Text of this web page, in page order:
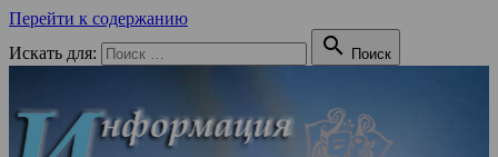
Перейти к содержанию
Искать для:
 Поиск